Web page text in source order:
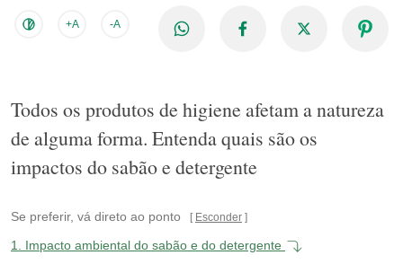
+A -A
Todos os produtos de higiene afetam a natureza
de alguma forma. Entenda quais são os
impactos do sabão e detergente
Se preferir, vá direto ao ponto Esconder
1.
Impacto ambiental do sabão e do detergente